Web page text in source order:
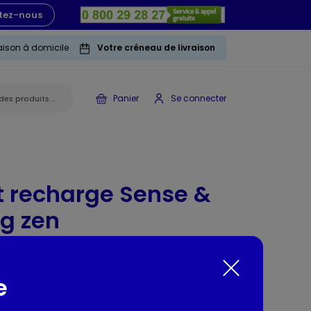
nous
à domicile Votre créneau de livraison
Panier Se connecter
Sense &
zen